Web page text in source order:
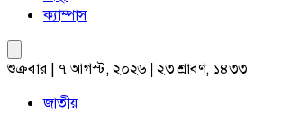
ক্যাম্পাস
শুক্রবার | ৭ আগস্ট, ২০২৬ | ২৩ শ্রাবণ, ১৪৩৩
জাতীয়